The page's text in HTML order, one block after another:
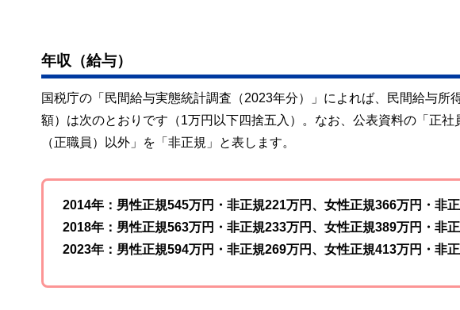
年収（給与）
国税庁の「民間給与実態統計調査（2023年分）」によれば、民間給与所
額）は次のとおりです（1万円以下四捨五入）。なお、公表資料の「正
（正職員）以外」を「非正規」と表します。
2014年：男性正規545万円・非正規221万円、女性正規366万円・非
2018年：男性正規563万円・非正規233万円、女性正規389万円・非
2023年：男性正規594万円・非正規269万円、女性正規413万円・非